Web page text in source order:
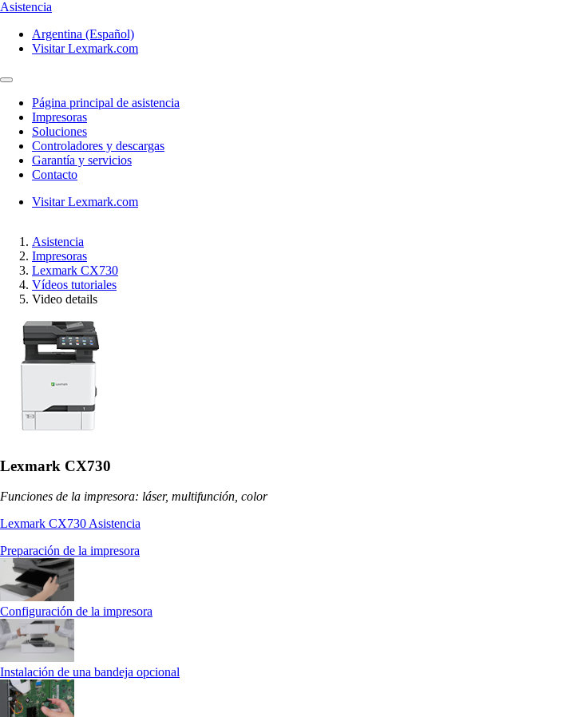
Asistencia
Argentina (Español)
Visitar Lexmark.com
Página principal de asistencia
Impresoras
Soluciones
Controladores y descargas
Garantía y servicios
Contacto
Visitar Lexmark.com
Asistencia
Impresoras
Lexmark CX730
Vídeos tutoriales
Video details
Lexmark CX730
Funciones de la impresora: láser, multifunción, color
Lexmark CX730 Asistencia
Preparación de la impresora
Configuración de la impresora
Instalación de una bandeja opcional